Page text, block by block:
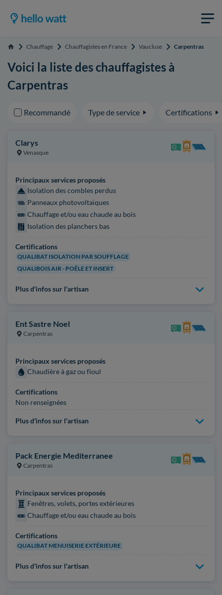
Accueil Chauffage Chauffagistes en France Vaucluse Carpentras
Voici la liste des chauffagistes à
Carpentras
Recommandé Type de service Certifications
Clarys
Venasque
Principaux services proposés
Isolation des combles perdus
Panneaux photovoltaïques
Chauffage et/ou eau chaude au bois
Isolation des planchers bas
Certifications
QUALIBAT ISOLATION PAR SOUFFLAGE
QUALIBOIS AIR - POÊLE ET INSERT
Plus d'infos sur l'artisan
Ent Sastre Noel
Carpentras
Principaux services proposés
Chaudière à gaz ou fioul
Certifications
Non renseignées
Plus d'infos sur l'artisan
Pack Energie Mediterranee
Carpentras
Principaux services proposés
Fenêtres, volets, portes extérieures
Chauffage et/ou eau chaude au bois
Certifications
QUALIBAT MENUISERIE EXTÉRIEURE
Plus d'infos sur l'artisan